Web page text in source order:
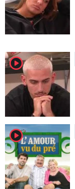
player2
player2